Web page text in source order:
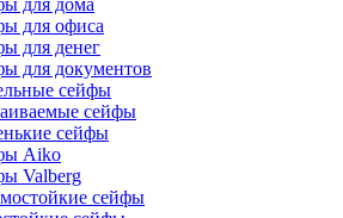
для дома
для офиса
для денег
для документов
сейфы
сейфы
сейфы
Aiko
Valberg
сейфы